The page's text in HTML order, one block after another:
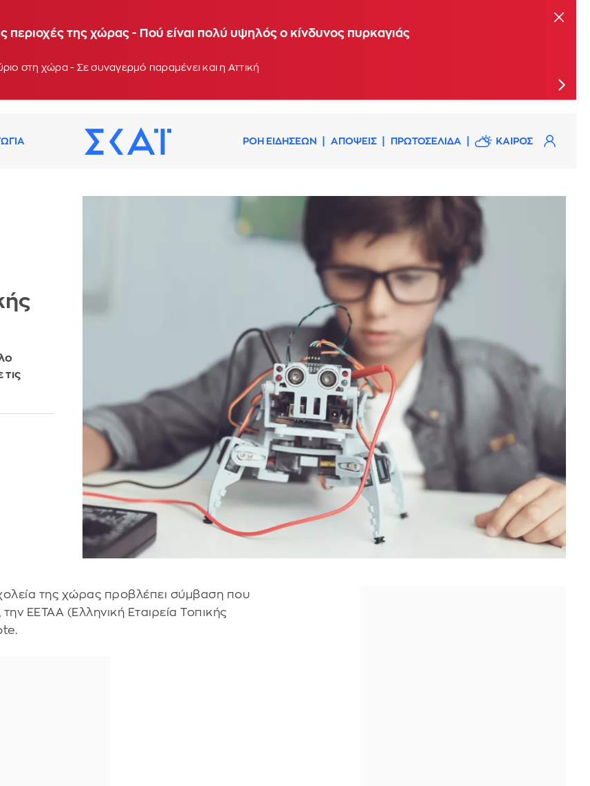
τις επόμενες ημέρες - Συνεδρίαση της Επιτροπής Εκτίμησης Κινδύνου
περιοχές της χώρας - Πού είναι πολύ υψηλός ο κίνδυνος πυρκαγιάς
στη χώρα - Σε συναγερμό παραμένει και η Αττική
ΡΟΗ ΕΙΔΗΣΕΩΝ ΑΠΟΨΕΙΣ ΠΡΩΤΟΣΕΛΙΔΑ ΚΑΙΡΟΣ
της χώρας προβλέπει σύμβαση που
ΕΕΤΑΑ (Ελληνική Εταιρεία Τοπικής